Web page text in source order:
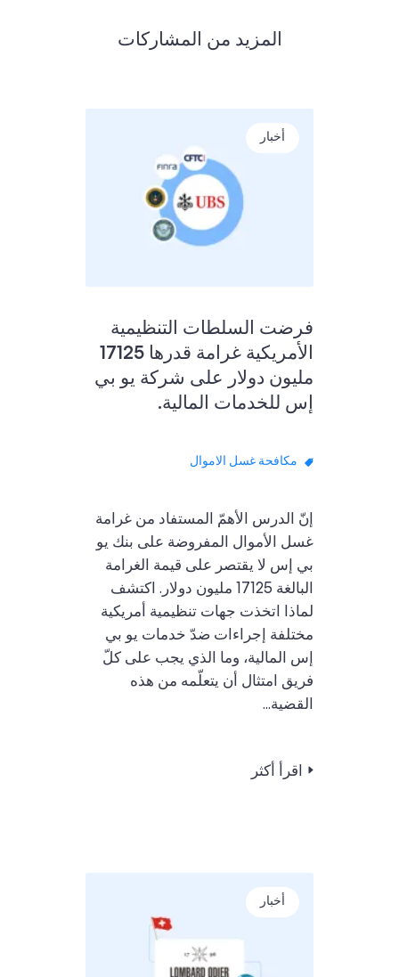
المزيد من المشاركات
أخبار
فرضت السلطات التنظيمية
الأمريكية غرامة قدرها 17125
مليون دولار على شركة يو بي
إس للخدمات المالية.
مكافحة غسل الاموال
إنّ الدرس الأهمّ المستفاد من غرامة
غسل الأموال المفروضة على بنك يو
بي إس لا يقتصر على قيمة الغرامة
البالغة 17125 مليون دولار. اكتشف
لماذا اتخذت جهات تنظيمية أمريكية
مختلفة إجراءات ضدّ خدمات يو بي
إس المالية، وما الذي يجب على كلّ
فريق امتثال أن يتعلّمه من هذه
القضية...
اقرأ أكثر
أخبار